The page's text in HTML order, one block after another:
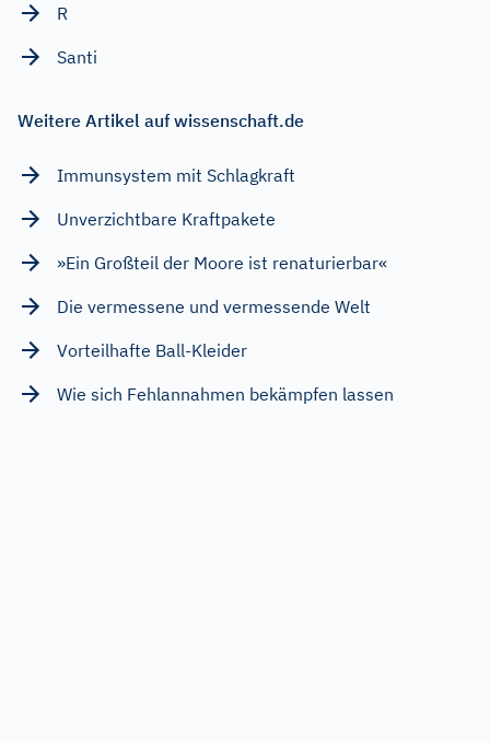
R
Santi
Weitere Artikel auf wissenschaft.de
Immunsystem mit Schlagkraft
Unverzichtbare Kraftpakete
»Ein Großteil der Moore ist renaturierbar«
Die vermessene und vermessende Welt
Vorteilhafte Ball-Kleider
Wie sich Fehlannahmen bekämpfen lassen